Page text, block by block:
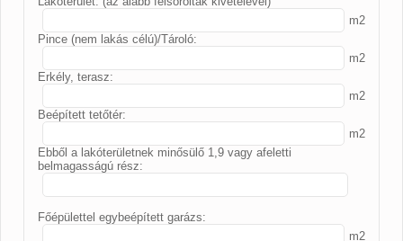
m2
Pince (nem lakás célú)/Tároló:
m2
Erkély, terasz:
m2
Beépített tetőtér:
m2
Ebből a lakóterületnek minősülő 1,9 vagy afeletti
belmagasságú rész:
Főépülettel egybeépített garázs:
m2